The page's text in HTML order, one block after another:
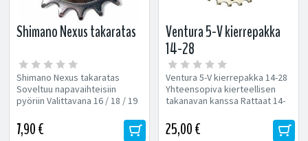
Shimano Nexus takaratas
Shimano Nexus takaratas
Soveltuu napavaihteisiin
pyöriin Valittavana 16 / 18 / 19
7,90 €
Ventura 5-V kierrepakka
14-28
Ventura 5-V kierrepakka 14-28
Yhteensopiva kierteellisen
takanavan kanssa Rattaat 14-
25,00 €